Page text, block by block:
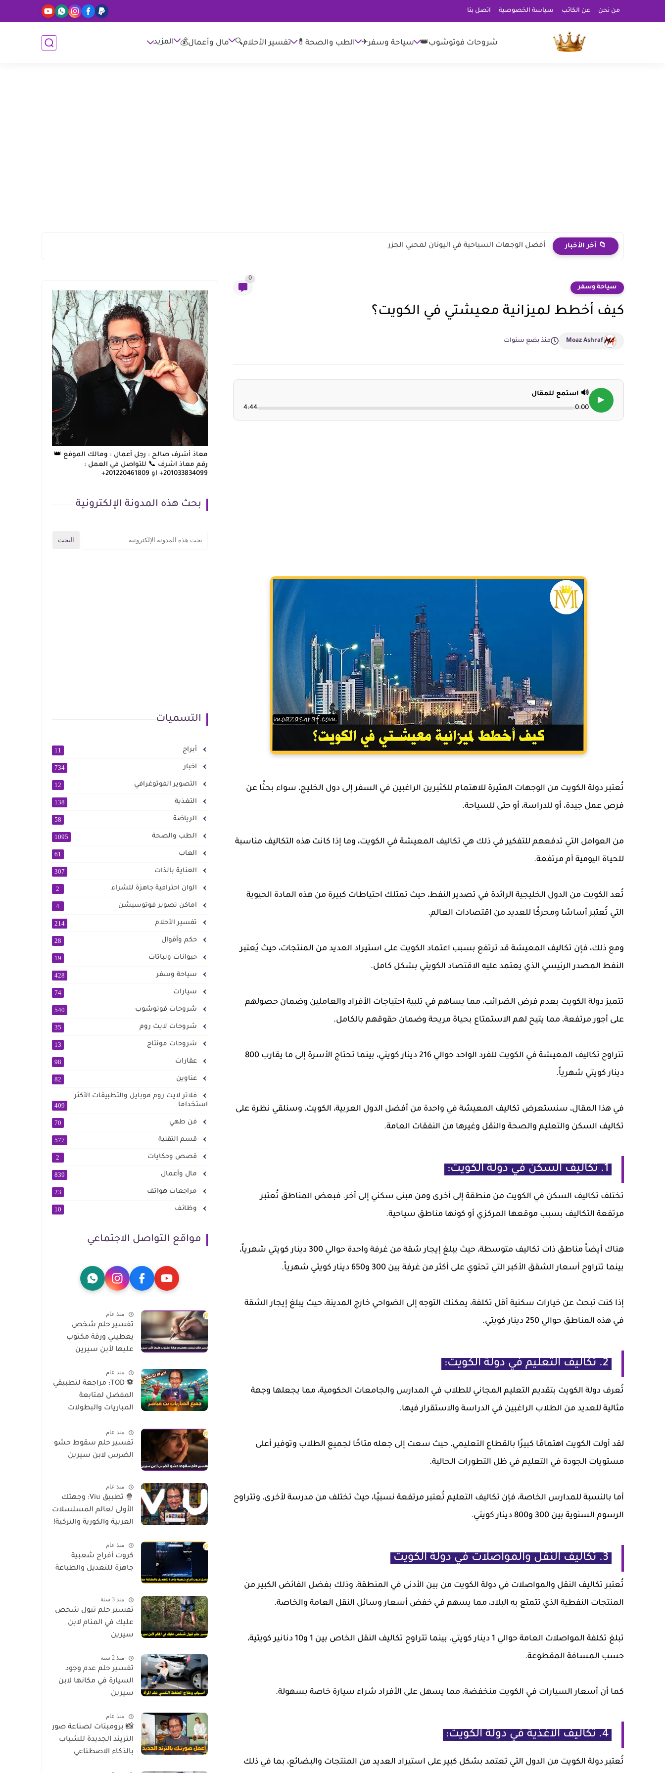
من نحن عن الكاتب سياسة الخصوصية اتصل بنا
شروحات فوتوشوب👑 سياحة وسفر✈ الطب والصحة💊 تفسير الأحلام🔍 مال وأعمال💰 المزيد
📁 آخر الأخبار أفضل الوجهات السياحية في اليونان لمحبي الجزر
سياحة وسفر
0
كيف أخطط لميزانية معيشتي في الكويت؟
Moaz Ashraf منذ بضع سنوات
▶
🔊 استمع للمقال
0:00
4:44
تُعتبر دولة الكويت من الوجهات المثيرة للاهتمام للكثيرين الراغبين في السفر إلى دول الخليج، سواء بحثًا عن
فرص عمل جيدة، أو للدراسة، أو حتى للسياحة.
من العوامل التي تدفعهم للتفكير في ذلك هي تكاليف المعيشة في الكويت، وما إذا كانت هذه التكاليف مناسبة
للحياة اليومية أم مرتفعة.
تُعد الكويت من الدول الخليجية الرائدة في تصدير النفط، حيث تمتلك احتياطات كبيرة من هذه المادة الحيوية
التي تُعتبر أساسًا ومحركًا للعديد من اقتصادات العالم.
ومع ذلك، فإن تكاليف المعيشة قد ترتفع بسبب اعتماد الكويت على استيراد العديد من المنتجات، حيث يُعتبر
النفط المصدر الرئيسي الذي يعتمد عليه الاقتصاد الكويتي بشكل كامل.
تتميز دولة الكويت بعدم فرض الضرائب، مما يساهم في تلبية احتياجات الأفراد والعاملين وضمان حصولهم
على أجور مرتفعة، مما يتيح لهم الاستمتاع بحياة مريحة وضمان حقوقهم بالكامل.
تتراوح تكاليف المعيشة في الكويت للفرد الواحد حوالي 216 دينار كويتي، بينما تحتاج الأسرة إلى ما يقارب 800
دينار كويتي شهرياً.
في هذا المقال، سنستعرض تكاليف المعيشة في واحدة من أفضل الدول العربية، الكويت، وسنلقي نظرة على
تكاليف السكن والتعليم والصحة والنقل وغيرها من النفقات العامة.
تختلف تكاليف السكن في الكويت من منطقة إلى أخرى ومن مبنى سكني إلى آخر. فبعض المناطق تُعتبر
مرتفعة التكاليف بسبب موقعها المركزي أو كونها مناطق سياحية.
هناك أيضاً مناطق ذات تكاليف متوسطة، حيث يبلغ إيجار شقة من غرفة واحدة حوالي 300 دينار كويتي شهرياً،
بينما تتراوح أسعار الشقق الأكبر التي تحتوي على أكثر من غرفة بين 300 و650 دينار كويتي شهرياً.
إذا كنت تبحث عن خيارات سكنية أقل تكلفة، يمكنك التوجه إلى الضواحي خارج المدينة، حيث يبلغ إيجار الشقة
في هذه المناطق حوالي 250 دينار كويتي.
تُعرف دولة الكويت بتقديم التعليم المجاني للطلاب في المدارس والجامعات الحكومية، مما يجعلها وجهة
مثالية للعديد من الطلاب الراغبين في الدراسة والاستقرار فيها.
لقد أولت الكويت اهتمامًا كبيرًا بالقطاع التعليمي، حيث سعت إلى جعله متاحًا لجميع الطلاب وتوفير أعلى
مستويات الجودة في التعليم في ظل التطورات الحالية.
أما بالنسبة للمدارس الخاصة، فإن تكاليف التعليم تُعتبر مرتفعة نسبيًا، حيث تختلف من مدرسة لأخرى، وتتراوح
الرسوم السنوية بين 300 و800 دينار كويتي.
تُعتبر تكاليف النقل والمواصلات في دولة الكويت من بين الأدنى في المنطقة، وذلك بفضل الفائض الكبير من
المنتجات النفطية الذي تتمتع به البلاد، مما يسهم في خفض أسعار وسائل النقل العامة والخاصة.
تبلغ تكلفة المواصلات العامة حوالي 1 دينار كويتي، بينما تتراوح تكاليف النقل الخاص بين 1 و10 دنانير كويتية،
حسب المسافة المقطوعة.
كما أن أسعار السيارات في الكويت منخفضة، مما يسهل على الأفراد شراء سيارة خاصة بسهولة.
4. تكاليف الأغذية في دولة الكويت:
تُعتبر دولة الكويت من الدول التي تعتمد بشكل كبير على استيراد العديد من المنتجات والبضائع، بما في ذلك
معاذ أشرف صالح : رجل أعمال : ومالك الموقع 👑
رقم معاذ اشرف 📞 للتواصل في العمل :
201033834099+ او 201220461809+
بحث هذه المدونة الإلكترونية
التسميات
أبراج 11
اخبار 734
التصوير الفوتوغرافي 12
التغذية 138
الرياضة 58
الطب والصحة 1095
العاب 61
العناية بالذات 307
الوان احترافية جاهزة للشراء 2
اماكن تصوير فوتوسيشن 4
تفسير الأحلام 214
حكم وأقوال 28
حيوانات ونباتات 19
سياحة وسفر 428
سيارات 74
شروحات فوتوشوب 540
شروحات لايت روم 35
شروحات مونتاج 13
عقارات 98
عناوين 82
فلاتر لايت روم موبايل والتطبيقات الأكثر
استخداما
409
فن طهي 70
قسم التقنية 577
قصص وحكايات 2
مال وأعمال 839
مراجعات هواتف 23
وظائف 10
مواقع التواصل الاجتماعي
منذ عام
تفسير حلم شخص
يعطيني ورقة مكتوب
عليها لأبن سيرين
منذ عام
⚽ TOD: مراجعة لتطبيقي
المفضل لمتابعة
المباريات والبطولات
منذ عام
تفسير حلم سقوط حشو
الضرس لابن سيرين
منذ عام
🍿 تطبيق Viu: وجهتك
الأولى لعالم المسلسلات
العربية والكورية والتركية!
منذ عام
كروت أفراح شعبية
جاهزة للتعديل والطباعة
منذ 3 سنة
تفسير حلم تبول شخص
عليك في المنام لابن
سيرين
منذ 2 سنة
تفسير حلم عدم وجود
السيارة في مكانها لابن
سيرين
منذ عام
📸 برومبتات لصناعة صور
التريند الجديدة للشباب
بالذكاء الاصطناعي